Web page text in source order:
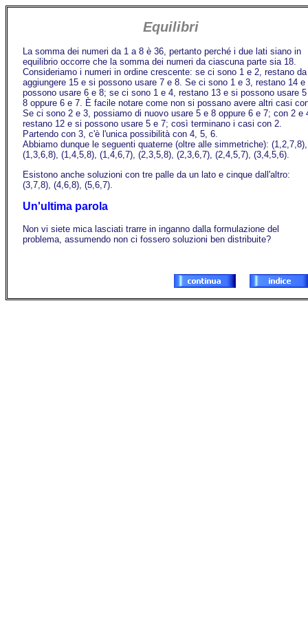
Equilibri
La somma dei numeri da 1 a 8 è 36, pertanto perché i due lati siano in
equilibrio occorre che la somma dei numeri da ciascuna parte sia 18.
Consideriamo i numeri in ordine crescente: se ci sono 1 e 2, restano da
aggiungere 15 e si possono usare 7 e 8. Se ci sono 1 e 3, restano 14 e
possono usare 6 e 8; se ci sono 1 e 4, restano 13 e si possono usare 5
8 oppure 6 e 7. È facile notare come non si possano avere altri casi
Se ci sono 2 e 3, possiamo di nuovo usare 5 e 8 oppure 6 e 7; con 2 e
restano 12 e si possono usare 5 e 7; così terminano i casi con 2.
Partendo con 3, c'è l'unica possibilità con 4, 5, 6.
Abbiamo dunque le seguenti quaterne (oltre alle simmetriche): (1,2,7,8),
(1,3,6,8), (1,4,5,8), (1,4,6,7), (2,3,5,8), (2,3,6,7), (2,4,5,7), (3,4,5,6).
Esistono anche soluzioni con tre palle da un lato e cinque dall'altro:
(3,7,8), (4,6,8), (5,6,7).
Un'ultima parola
Non vi siete mica lasciati trarre in inganno dalla formulazione del
problema, assumendo non ci fossero soluzioni ben distribuite?